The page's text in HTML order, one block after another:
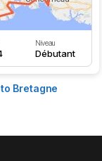
Niveau
Débutant
Bretagne